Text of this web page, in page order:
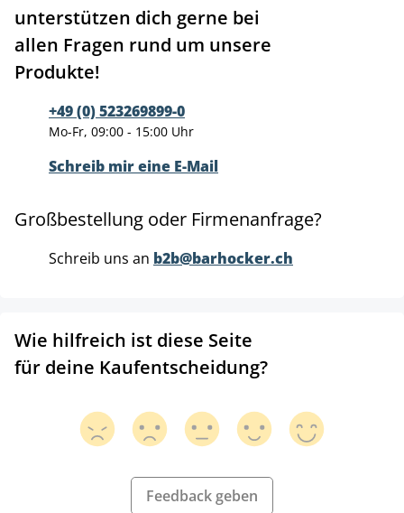
unterstützen dich gerne bei
allen Fragen rund um unsere
Produkte!
+49 (0) 523269899-0
Mo-Fr, 09:00 - 15:00 Uhr
Schreib mir eine E-Mail
Großbestellung oder Firmenanfrage?
Schreib uns an b2b@barhocker.ch
Wie hilfreich ist diese Seite
für deine Kaufentscheidung?
Feedback geben